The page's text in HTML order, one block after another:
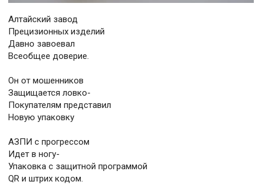
Алтайский завод
Прецизионных изделий
Давно завоевал
Всеобщее доверие.
Он от мошенников
Защищается ловко-
Покупателям представил
Новую упаковку
АЗПИ с прогрессом
Идет в ногу-
Упаковка с защитной программой
QR и штрих кодом.